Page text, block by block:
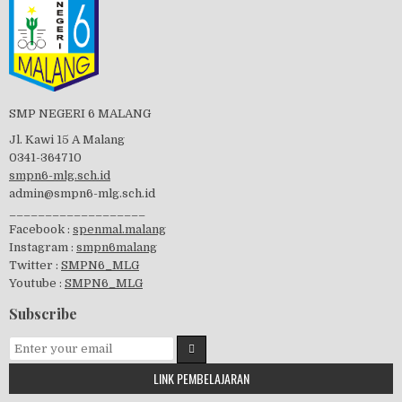
Tes Matrikulasi 2019
Perayaan HUT RI-74
SMP NEGERI 6 MALANG
Jl. Kawi 15 A Malang
0341-364710
smpn6-mlg.sch.id
admin@smpn6-mlg.sch.id
Facebook : spenmal.malang
Instagram : smpn6malang
Twitter : SMPN6_MLG
Youtube : SMPN6_MLG
Subscribe
LINK PEMBELAJARAN